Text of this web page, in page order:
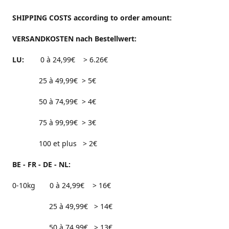
SHIPPING COSTS according to order amount:
VERSANDKOSTEN nach Bestellwert:
LU: 0 à 24,99€ > 6.26€
25 à 49,99€ > 5€
50 à 74,99€ > 4€
75 à 99,99€ > 3€
100 et plus > 2€
BE - FR - DE - NL:
0-10kg 0 à 24,99€ > 16€
25 à 49,99€ > 14€